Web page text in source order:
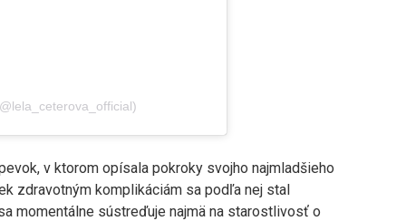
v ktorom opísala pokroky svojho najmladšieho
zdravotným komplikáciám sa podľa nej stal
momentálne sústreďuje najmä na starostlivosť o